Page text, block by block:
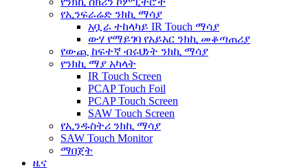
የኢንፍራሬድ ንክኪ ማሳያ
አቧራ ተከላካይ IR Touch ማሳያ
ውሃ የማይገባ የአይአር ንክኪ መቆጣጠሪያ
የውጪ ከፍተኛ ብሩህነት ንክኪ ማሳያ
የንክኪ ማያ አካላት
IR Touch Screen
PCAP Touch Foil
PCAP Touch Screen
SAW Touch Screen
የኢንዱስትሪ ንክኪ ማሳያ
SAW Touch Monitor
ማበጀት
ዜና